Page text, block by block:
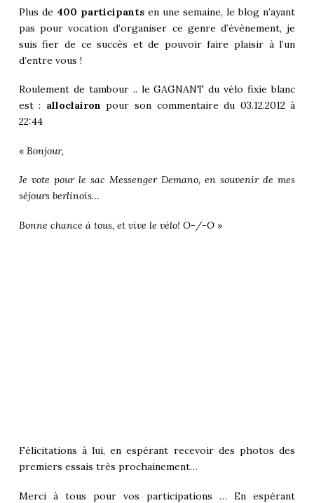
Plus de 400 participantsen une semaine, le blog n’ayant
pas pour vocation d’organiser ce genre d’évènement, je
suis fier de ce succès et de pouvoir faire plaisir à l’un
d’entre vous !
Roulement de tambour .. le GAGNANT du vélo fixie blanc
est : alloclaironpour son commentaire du 03.12.2012 à
22:44
« Bonjour,
Je vote pour le sac Messenger Demano, en souvenir de mes
séjours berlinois…
Bonne chance à tous, et vive le vélo! O-/-O»
Félicitations à lui, en espérant recevoir des photos des
premiers essais très prochainement…
Merci à tous pour vos participations … En espérant